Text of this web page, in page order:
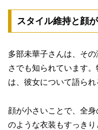
スタイル維持と顔
多部未華子さんは、そ
さでも知られています。
は、彼女について語られ
顔が小さいことで、全
のような衣装もすっき